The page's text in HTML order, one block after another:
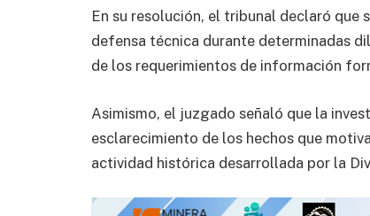
En su resolución, el tribunal declaró que
defensa técnica durante determinadas
de los requerimientos de información
Asimismo, el juzgado señaló que la
esclarecimiento de los hechos que
actividad histórica desarrollada por la